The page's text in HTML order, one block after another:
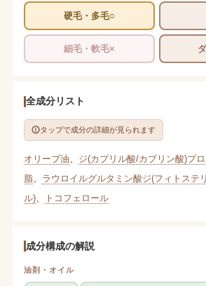
硬毛・多毛○
細毛・軟毛×
全成分リスト
タップで成分の詳細が見られます
オリーブ油 ジ(カプリル酸/カプリン酸)プ
脂、 ラウロイルグルタミン酸ジ(フィトステ
ル)、 トコフェロール
成分構成の解説
油剤・オイル